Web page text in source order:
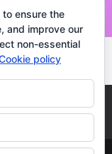
ensure the
and improve our
non-essential
policy